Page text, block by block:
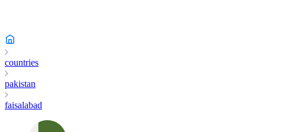
countries
pakistan
faisalabad